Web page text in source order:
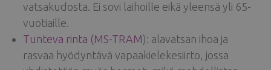
vatsakudosta. Ei sovi laihoille eikä yleensä yli 65-
vuotiaille.
Tunteva rinta (MS-TRAM): alavatsan ihoa ja
rasvaa hyödyntävä vapaakielekesiirto, jossa